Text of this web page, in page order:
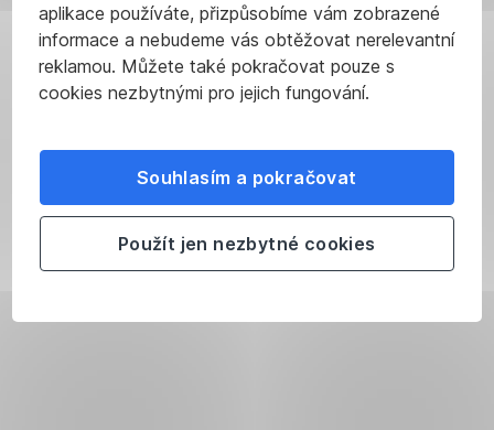
aplikace používáte, přizpůsobíme vám zobrazené
informace a nebudeme vás obtěžovat nerelevantní
reklamou. Můžete také pokračovat pouze s
cookies nezbytnými pro jejich fungování.
Souhlasím a pokračovat
Použít jen nezbytné cookies